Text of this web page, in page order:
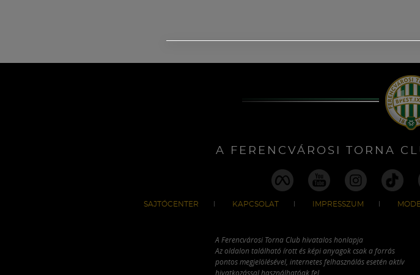
A FERENCVÁROSI TORNA
SAJTÓCENTER KAPCSOLAT IMPRESSZUM
A Ferencvárosi Torna Club hivatalos honlapja
Az oldalon található írott és képi anyagok csak a forrás
pontos megjelölésével, internetes felhasználás esetén aktív
hivatkozással használhatóak fel.